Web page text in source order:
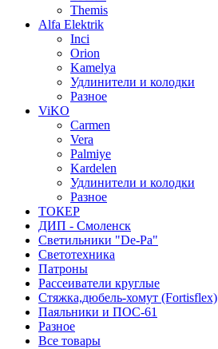
Themis
Alfa Elektrik
Inci
Orion
Kamelya
Удлинители и колодки
Разное
ViKO
Carmen
Vera
Palmiye
Kardelen
Удлинители и колодки
Разное
ТОКЕР
ДИП - Смоленск
Светильники "De-Pa"
Светотехника
Патроны
Рассеиватели круглые
Стяжка,дюбель-хомут (Fortisflex)
Паяльники и ПОС-61
Разное
Все товары